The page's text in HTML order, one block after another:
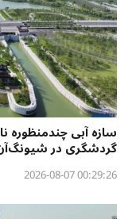
سازه آبی چندمنظوره
گردشگری در
00:29:26 2026-08-07